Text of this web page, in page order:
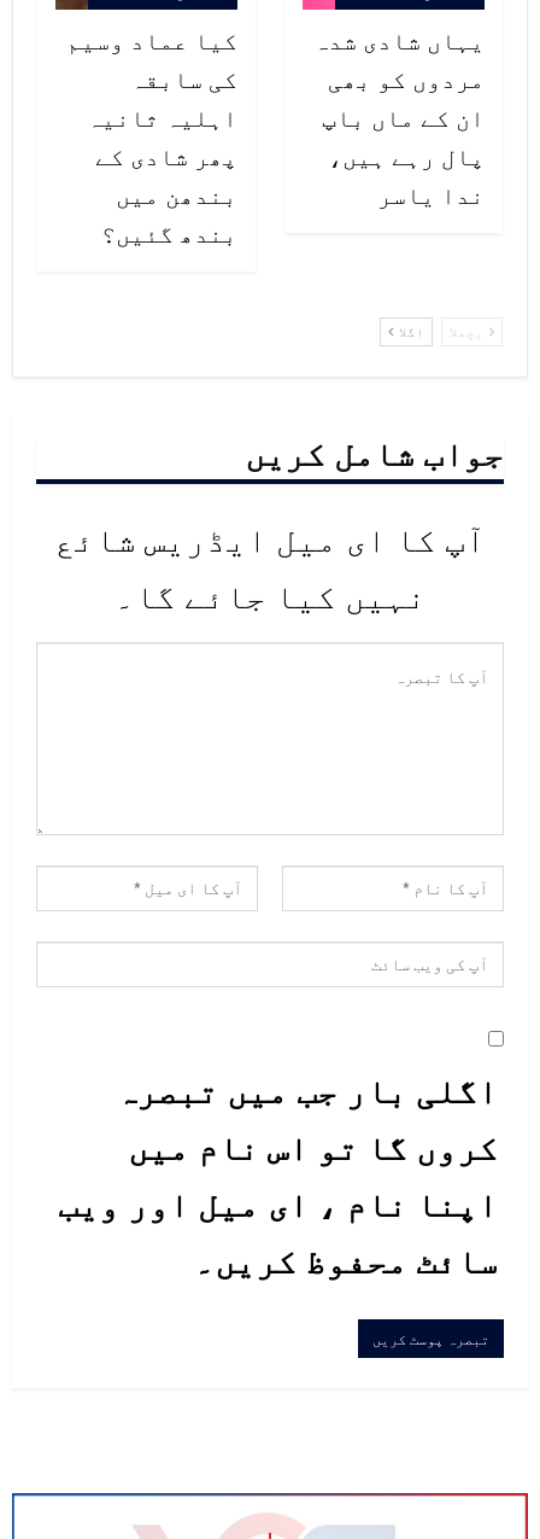
یہاں شادی شدہ
مردوں کو بھی
ان کے ماں باپ
پال رہے ہیں،
ندا یاسر
کیا عماد وسیم
کی سابقہ
اہلیہ ثانیہ
پھر شادی کے
بندھن میں
بندھ گئیں؟
پچھلا اگلا
جواب شامل کریں
آپ کا ای میل ایڈریس شائع
نہیں کیا جائے گا۔
اگلی بار جب میں تبصرہ
کروں گا تو اس نام میں
اپنا نام ، ای میل اور ویب
سائٹ محفوظ کریں۔